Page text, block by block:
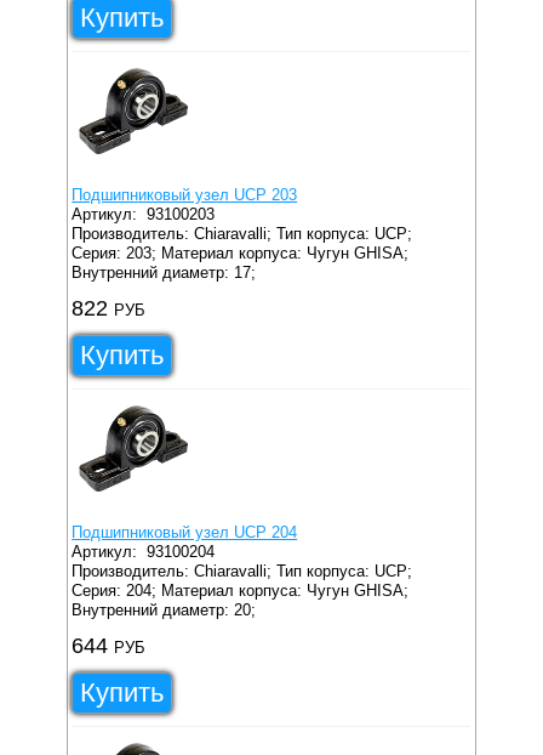
Купить
Подшипниковый узел UCP 203
Артикул:93100203
Производитель: Chiaravalli; Тип корпуса: UCP;
Серия: 203; Материал корпуса: Чугун GHISA;
Внутренний диаметр: 17;
822 РУБ
Купить
Подшипниковый узел UCP 204
Артикул:93100204
Производитель: Chiaravalli; Тип корпуса: UCP;
Серия: 204; Материал корпуса: Чугун GHISA;
Внутренний диаметр: 20;
644 РУБ
Купить